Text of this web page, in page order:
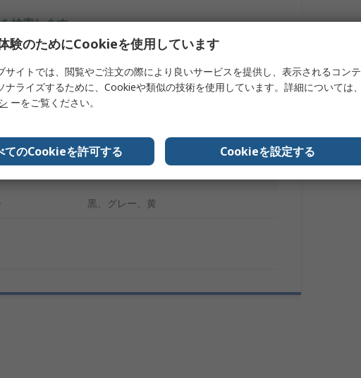
検索します。
RS PRO
黒、グレー、黄
黒、グレー、黄
験のためにCookieを使用しています
サイトでは、閲覧やご注文の際により良いサービスを提供し、表示されるコンテ
ナライズするために、Cookieや類似の技術を使用しています。詳細については、
ーをご覧ください。
てのCookieを許可する Cookieを設定する